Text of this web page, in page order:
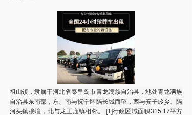
祖山镇，隶属于河北省秦皇岛市青龙满族自治县，地处青龙满族
自治县东南部，东、南与抚宁区隔长城而望，西与安子岭乡、隔
河头镇接壤，北与龙王庙镇相邻。 [1]行政区域面积315.17平方